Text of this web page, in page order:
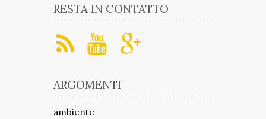
RESTA IN CONTATTO
ARGOMENTI
ambiente